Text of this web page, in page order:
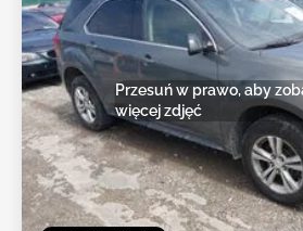
Przesuń w prawo, aby
więcej zdjęć